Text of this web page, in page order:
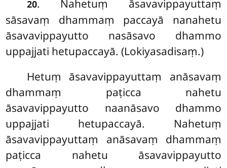
20. Nahetuṃ āsavavippayuttaṃ
sāsavaṃ dhammaṃ paccayā nanahetu
āsavavippayutto nasāsavo dhammo
uppajjati hetupaccayā. (Lokiyasadisaṃ.)
Hetuṃ āsavavippayuttaṃ anāsavaṃ
dhammaṃ paṭicca nahetu
āsavavippayutto naanāsavo dhammo
uppajjati hetupaccayā. Nahetuṃ
āsavavippayuttaṃ anāsavaṃ dhammaṃ
paṭicca nahetu āsavavippayutto